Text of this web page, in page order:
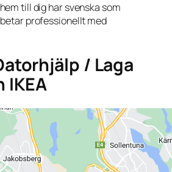
till dig har svenska som
professionellt med
/ Laga
IKEA